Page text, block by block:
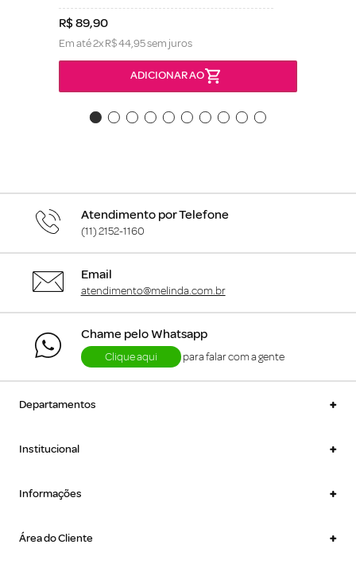
R$89,90
Em até2xR$44,95sem juros
ADICIONAR AO
Atendimento por Telefone
(11) 2152-1160
Email
atendimento@melinda.com.br
Chame pelo Whatsapp
Clique aqui para falar com a gente
Departamentos +
Institucional +
Informações +
Área do Cliente +